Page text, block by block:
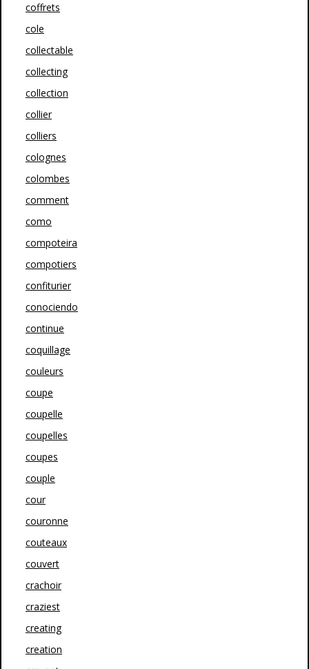
coffrets
cole
collectable
collecting
collection
collier
colliers
colognes
colombes
comment
como
compoteira
compotiers
confiturier
conociendo
continue
coquillage
couleurs
coupe
coupelle
coupelles
coupes
couple
cour
couronne
couteaux
couvert
crachoir
craziest
creating
creation